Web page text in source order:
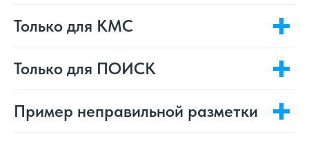
Только для КМС
Только для ПОИСК
Пример неправильной разметки